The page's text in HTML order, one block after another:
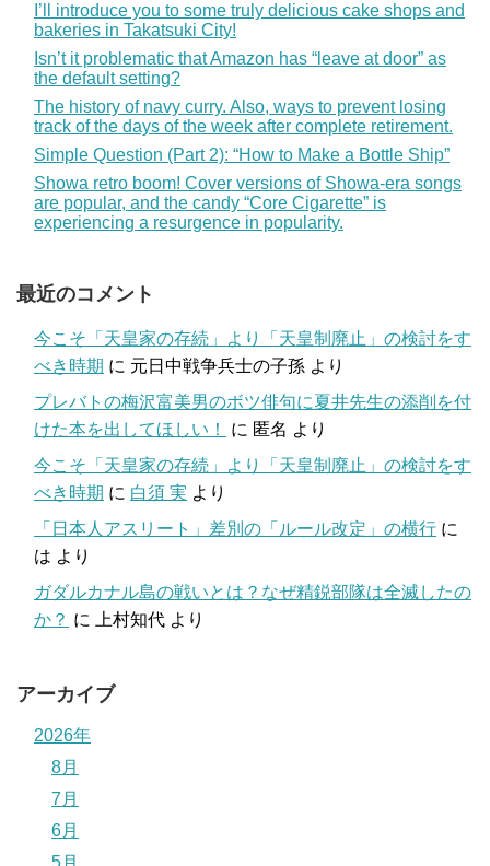
I’ll introduce you to some truly delicious cake shops and
bakeries in Takatsuki City!
Isn’t it problematic that Amazon has “leave at door” as
the default setting?
The history of navy curry. Also, ways to prevent losing
track of the days of the week after complete retirement.
Simple Question (Part 2): “How to Make a Bottle Ship”
Showa retro boom! Cover versions of Showa-era songs
are popular, and the candy “Core Cigarette” is
experiencing a resurgence in popularity.
最近のコメント
今こそ「天皇家の存続」より「天皇制廃止」の検討をす
べき時期 に 元日中戦争兵士の子孫 より
プレバトの梅沢富美男のボツ俳句に夏井先生の添削を付
けた本を出してほしい！
に 匿名 より
今こそ「天皇家の存続」より「天皇制廃止」の検討をす
べき時期 に 白須 実 より
「日本人アスリート」差別の「ルール改定」の横行 に
は より
ガダルカナル島の戦いとは？なぜ精鋭部隊は全滅したの
か？ に 上村知代 より
アーカイブ
2026年
8月
7月
6月
5月